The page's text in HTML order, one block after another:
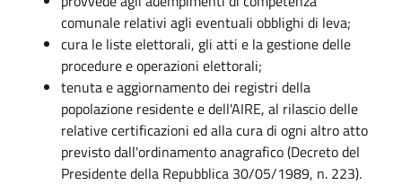
comunale relativi agli eventuali obblighi di leva;
cura le liste elettorali, gli atti e la gestione delle
procedure e operazioni elettorali;
tenuta e aggiornamento dei registri della
popolazione residente e dell'AIRE, al rilascio delle
relative certificazioni ed alla cura di ogni altro atto
previsto dall'ordinamento anagrafico (Decreto del
Presidente della Repubblica 30/05/1989, n. 223).